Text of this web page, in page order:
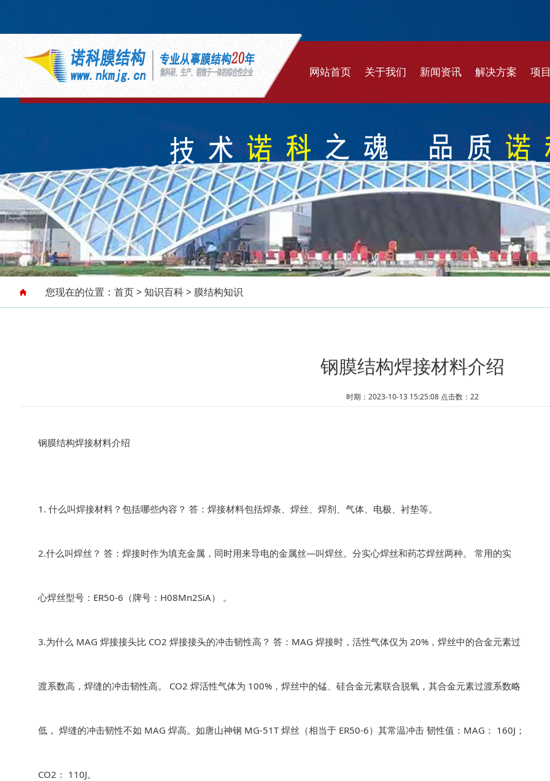
网站首页 关于我们
企业文化
发展历程
公司实力
新闻资讯
行业新闻
解决方案
充气建筑
遮阳系统
封闭煤棚
景观文化
污水环保
项
膜
膜
充
遮
您现在的位置： 首页>知识百科> 膜结构知识
钢膜结构焊接材料介绍
时期：2023-10-13 15:25:08 点击数：22
钢膜结构焊接材料介绍
1. 什么叫焊接材料？包括哪些内容？ 答：焊接材料包括焊条、焊丝、焊剂、气体、电极、衬垫等。
2.什么叫焊丝？ 答：焊接时作为填充金属，同时用来导电的金属丝—叫焊丝。分实心焊丝和药芯焊丝两种。 常用的实
心焊丝型号：ER50-6（牌号：H08Mn2SiA） 。
3.为什么 MAG 焊接接头比 CO2 焊接接头的冲击韧性高？ 答：MAG 焊接时，活性气体仅为 20%，焊丝中的合金元素过
渡系数高，焊缝的冲击韧性高。 CO2 焊活性气体为 100%，焊丝中的锰、硅合金元素联合脱氧，其合金元素过渡系数略
低， 焊缝的冲击韧性不如 MAG 焊高。如唐山神钢 MG-51T 焊丝（相当于 ER50-6）其常温冲击 韧性值：MAG： 160J；
CO2： 110J。